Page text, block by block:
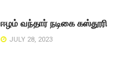
ஈழம் வந்தார் நடிகை கஸ்தூரி
JULY 28, 2023